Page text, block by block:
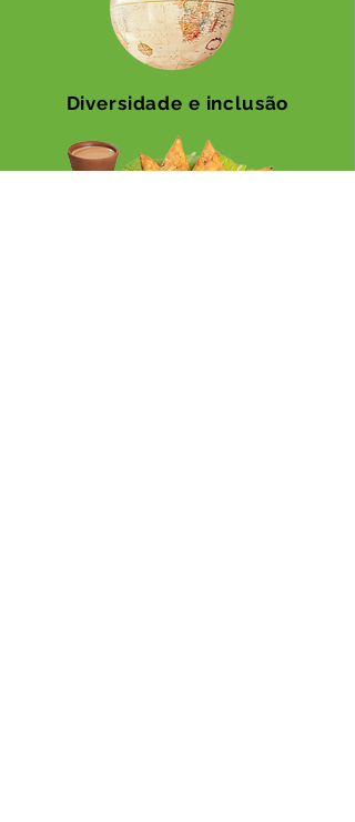
Diversidade e inclusão